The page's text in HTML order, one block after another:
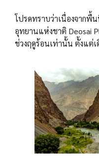
โปรดทราบว่าเนื่องจากพื้
อุทยานแห่งชาติ Deosai
ช่วงฤดูร้อนเท่านั้น ตั้งแต่